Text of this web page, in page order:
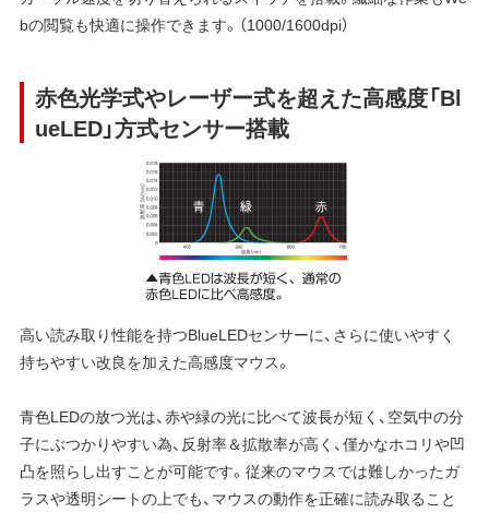
bの閲覧も快適に操作できます。（1000/1600dpi）
赤色光学式やレーザー式を超えた高感度「Bl
ueLED」方式センサー搭載
高い読み取り性能を持つBlueLEDセンサーに、さらに使いやすく
持ちやすい改良を加えた高感度マウス。
青色LEDの放つ光は、赤や緑の光に比べて波長が短く、空気中の分
子にぶつかりやすい為、反射率＆拡散率が高く、僅かなホコリや凹
凸を照らし出すことが可能です。従来のマウスでは難しかったガ
ラスや透明シートの上でも、マウスの動作を正確に読み取ること